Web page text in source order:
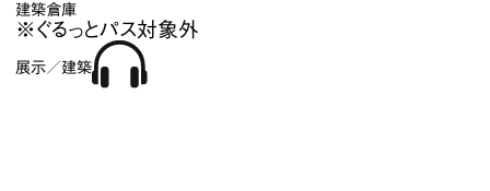
建築倉庫
※ぐるっとパス対象外
展示／建築